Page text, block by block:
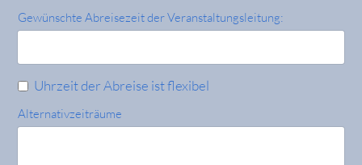
Gewünschte Abreisezeit der Veranstaltungsleitung:
Uhrzeit der Abreise ist flexibel
Alternativzeiträume